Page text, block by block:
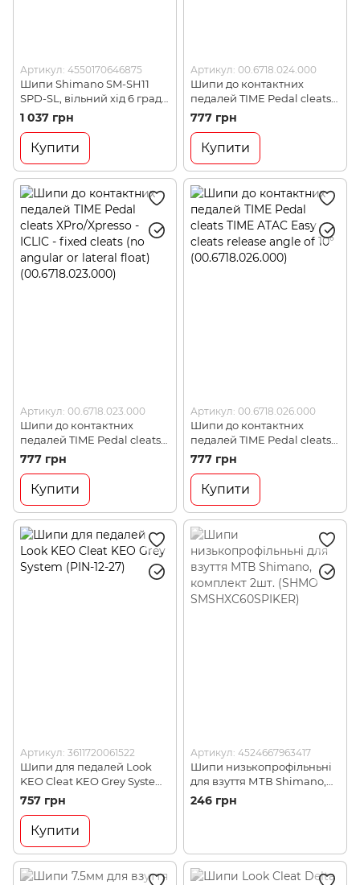
Артикул: 4550170646875
Шипи Shimano SM-SH11
SPD-SL, вільний хід 6 град,
Yellow (SHMO ISMSH11)
1 037 грн
Купити
Артикул: 00.6718.024.000
Шипи до контактних
педалей TIME Pedal cleats
RXS for RXS/RXE/XEN Pedal
range (00.6718.024.000)
777 грн
Купити
Артикул: 00.6718.023.000
Шипи до контактних
педалей TIME Pedal cleats
XPro/Xpresso - ICLIC - fixed
cleats (no angular or lateral
float) (00.6718.023.000)
777 грн
Купити
Артикул: 00.6718.026.000
Шипи до контактних
педалей TIME Pedal cleats
TIME ATAC Easy cleats
release angle of 10°
(00.6718.026.000)
777 грн
Купити
Артикул: 3611720061522
Шипи для педалей Look
KEO Cleat KEO Grey System
(PIN-12-27)
757 грн
Купити
Артикул: 4524667963417
Шипи низькопрофільньні
для взуття МТВ Shimano,
комплект 2шт. (SHMO
SMSHXC60SPIKER)
246 грн